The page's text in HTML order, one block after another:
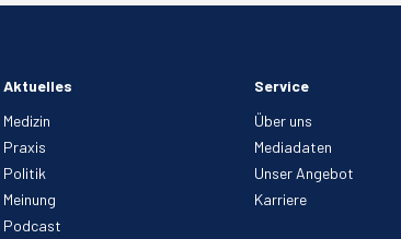
Aktuelles
Medizin
Praxis
Politik
Meinung
Podcast
Service
Über uns
Mediadaten
Unser Angebot
Karriere